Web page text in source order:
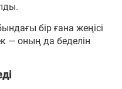
бір ғана жеңісі
— оның да беделін